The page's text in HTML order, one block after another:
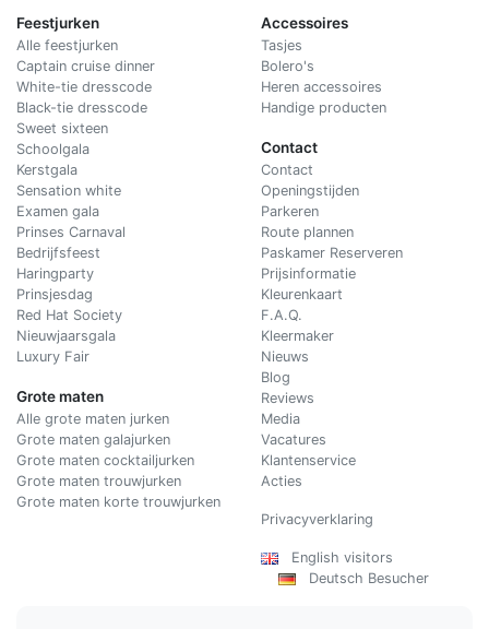
Feestjurken
Alle feestjurken
Captain cruise dinner
White-tie dresscode
Black-tie dresscode
Sweet sixteen
Schoolgala
Kerstgala
Sensation white
Examen gala
Prinses Carnaval
Bedrijfsfeest
Haringparty
Prinsjesdag
Red Hat Society
Nieuwjaarsgala
Luxury Fair
Grote maten
Alle grote maten jurken
Grote maten galajurken
Grote maten cocktailjurken
Grote maten trouwjurken
Grote maten korte trouwjurken
Accessoires
Tasjes
Bolero's
Heren accessoires
Handige producten
Contact
Contact
Openingstijden
Parkeren
Route plannen
Paskamer Reserveren
Prijsinformatie
Kleurenkaart
F.A.Q.
Kleermaker
Nieuws
Blog
Reviews
Media
Vacatures
Klantenservice
Acties
Privacyverklaring
English visitors
Deutsch Besucher